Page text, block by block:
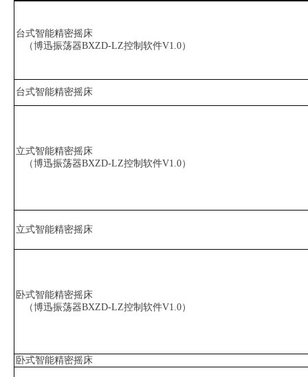
台式智能精密摇床
（博迅振荡器BXZD-LZ控制软件V1.0）
台式智能精密摇床
立式智能精密摇床
（博迅振荡器BXZD-LZ控制软件V1.0）
立式智能精密摇床
卧式智能精密摇床
（博迅振荡器BXZD-LZ控制软件V1.0）
卧式智能精密摇床